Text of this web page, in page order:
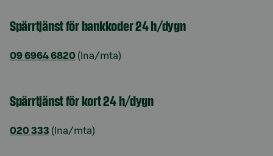
Spärrtjänst för bankkoder 24 h/dygn
09 6964 6820 (lna/mta)
Spärrtjänst för kort 24 h/dygn
020 333 (lna/mta)